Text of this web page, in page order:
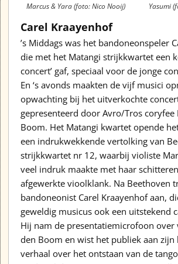
Marcus & Yara (foto: Nico Nooij) Yasumi
Carel Kraayenhof
’s Middags was het bandoneonspeler
die met het Matangi strijkkwartet een
concert’ gaf, speciaal voor de jonge
En ‘s avonds maakten de vijf musici
opwachting bij het uitverkochte
gepresenteerd door Avro/Tros coryfee
Boom. Het Matangi kwartet opende
een indrukwekkende vertolking van
strijkkwartet nr 12, waarbij violiste
veel indruk maakte met haar
afgewerkte vioolklank. Na Beethoven
bandoneonist Carel Kraayenhof aan,
geweldig musicus ook een uitstekend
Hij nam de presentatiemicrofoon over
den Boom en wist het publiek aan
verhaal over het ontstaan van de